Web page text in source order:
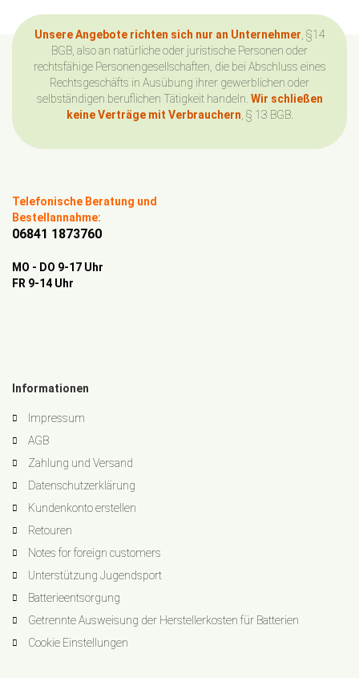
Unsere Angebote richten sich nur an Unternehmer , §14
BGB, also an natürliche oder juristische Personen oder
rechtsfähige Personengesellschaften, die bei Abschluss eines
Rechtsgeschäfts in Ausübung ihrer gewerblichen oder
selbständigen beruflichen Tätigkeit handeln. Wir schließen
keine Verträge mit Verbrauchern , § 13 BGB.
Telefonische Beratung und
Bestellannahme:
06841 1873760
MO - DO 9-17 Uhr
FR 9-14 Uhr
Informationen
Impressum
AGB
Zahlung und Versand
Datenschutzerklärung
Kundenkonto erstellen
Retouren
Notes for foreign customers
Unterstützung Jugendsport
Batterieentsorgung
Getrennte Ausweisung der Herstellerkosten für Batterien
Cookie Einstellungen